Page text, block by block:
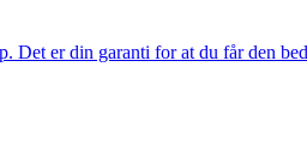
er din garanti for at du får den